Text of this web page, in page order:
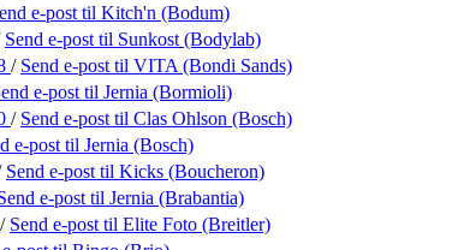
e-post til Kitch'n (Bodum)
Send e-post til Sunkost (Bodylab)
/ Send e-post til VITA (Bondi Sands)
e-post til Jernia (Bormioli)
/ Send e-post til Clas Ohlson (Bosch)
e-post til Jernia (Bosch)
Send e-post til Kicks (Boucheron)
e-post til Jernia (Brabantia)
/ Send e-post til Elite Foto (Breitler)